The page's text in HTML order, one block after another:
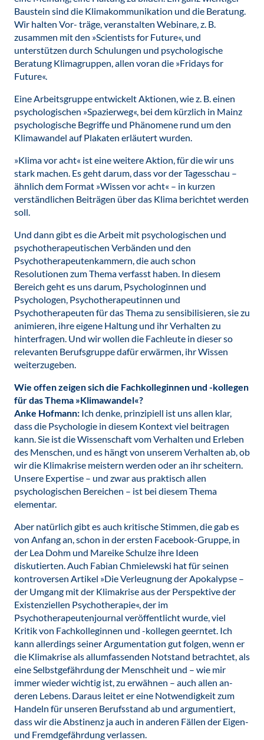
Baustein sind die Klimakommunikation und die Beratung.
Wir halten Vor- träge, veranstalten Webinare, z. B.
zusammen mit den »Scientists for Future«, und
unterstützen durch Schulungen und psychologische
Beratung Klimagruppen, allen voran die »Fridays for
Future«.
Eine Arbeitsgruppe entwickelt Aktionen, wie z. B. einen
psychologischen »Spazierweg«, bei dem kürzlich in Mainz
psychologische Begriffe und Phänomene rund um den
Klimawandel auf Plakaten erläutert wurden.
»Klima vor acht« ist eine weitere Aktion, für die wir uns
stark machen. Es geht darum, dass vor der Tagesschau –
ähnlich dem Format »Wissen vor acht« – in kurzen
verständlichen Beiträgen über das Klima berichtet werden
soll.
Und dann gibt es die Arbeit mit psychologischen und
psychotherapeutischen Verbänden und den
Psychotherapeutenkammern, die auch schon
Resolutionen zum Thema verfasst haben. In diesem
Bereich geht es uns darum, Psychologinnen und
Psychologen, Psychotherapeutinnen und
Psychotherapeuten für das Thema zu sensibilisieren, sie zu
animieren, ihre eigene Haltung und ihr Verhalten zu
hinterfragen. Und wir wollen die Fachleute in dieser so
relevanten Berufsgruppe dafür erwärmen, ihr Wissen
weiterzugeben.
Wie offen zeigen sich die Fachkolleginnen und -kollegen
für das Thema »Klimawandel«?
Anke Hofmann: Ich denke, prinzipiell ist uns allen klar,
dass die Psychologie in diesem Kontext viel beitragen
kann. Sie ist die Wissenschaft vom Verhalten und Erleben
des Menschen, und es hängt von unserem Verhalten ab, ob
wir die Klimakrise meistern werden oder an ihr scheitern.
Unsere Expertise – und zwar aus praktisch allen
psychologischen Bereichen – ist bei diesem Thema
elementar.
Aber natürlich gibt es auch kritische Stimmen, die gab es
von Anfang an, schon in der ersten Facebook-Gruppe, in
der Lea Dohm und Mareike Schulze ihre Ideen
diskutierten. Auch Fabian Chmielewski hat für seinen
kontroversen Artikel »Die Verleugnung der Apokalypse –
der Umgang mit der Klimakrise aus der Perspektive der
Existenziellen Psychotherapie«, der im
Psychotherapeutenjournal veröffentlicht wurde, viel
Kritik von Fachkolleginnen und -kollegen geerntet. Ich
kann allerdings seiner Argumentation gut folgen, wenn er
die Klimakrise als allumfassenden Notstand betrachtet, als
eine Selbstgefährdung der Menschheit und – wie mir
immer wieder wichtig ist, zu erwähnen – auch allen an-
deren Lebens. Daraus leitet er eine Notwendigkeit zum
Handeln für unseren Berufsstand ab und argumentiert,
dass wir die Abstinenz ja auch in anderen Fällen der Eigen-
und Fremdgefährdung verlassen.